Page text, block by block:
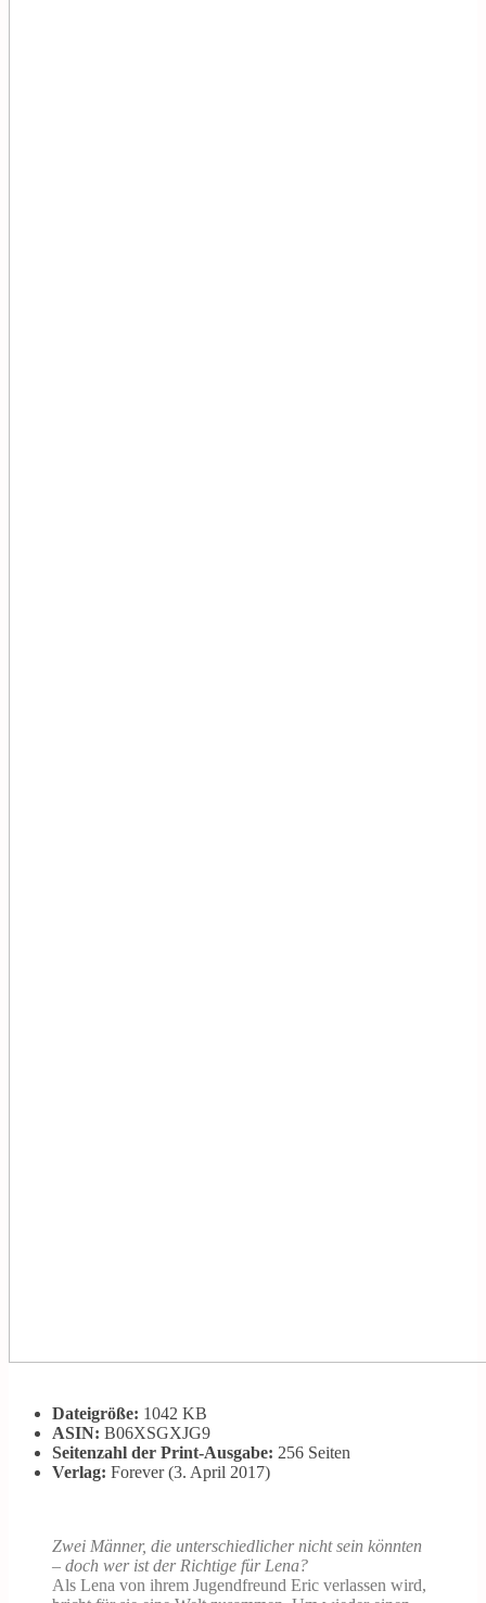
Dateigröße: 1042 KB
ASIN: B06XSGXJG9
Seitenzahl der Print-Ausgabe: 256 Seiten
Verlag: Forever (3. April 2017)
Zwei Männer, die unterschiedlicher nicht sein könnten
– doch wer ist der Richtige für Lena?
Als Lena von ihrem Jugendfreund Eric verlassen wird,